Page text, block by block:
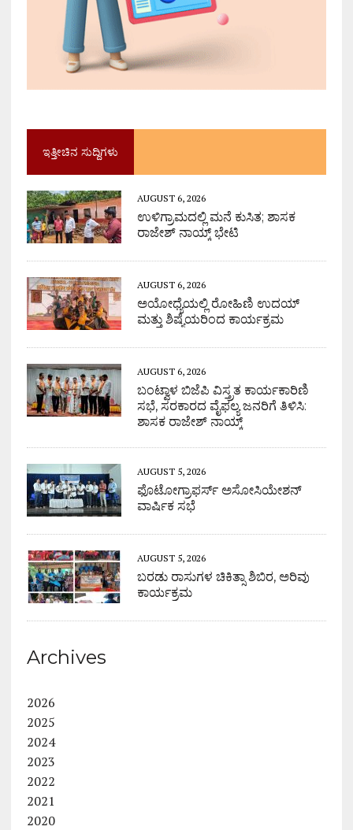
ಇತ್ತೀಚಿನ ಸುದ್ದಿಗಳು
AUGUST 6, 2026
ಉಳಿಗ್ರಾಮದಲ್ಲಿ ಮನೆ ಕುಸಿತ; ಶಾಸಕ
ರಾಜೇಶ್ ನಾಯ್ಕ್ ಭೇಟಿ
AUGUST 6, 2026
ಅಯೋಧ್ಯೆಯಲ್ಲಿ ರೋಹಿಣಿ ಉದಯ್
ಮತ್ತು ಶಿಷ್ಯೆಯರಿಂದ ಕಾರ್ಯಕ್ರಮ
AUGUST 6, 2026
ಬಂಟ್ವಾಳ ಬಿಜೆಪಿ ವಿಸ್ತ್ರತ ಕಾರ್ಯಕಾರಿಣಿ
ಸಭೆ, ಸರಕಾರದ ವೈಫಲ್ಯ ಜನರಿಗೆ ತಿಳಿಸಿ:
ಶಾಸಕ ರಾಜೇಶ್ ನಾಯ್ಕ್
AUGUST 5, 2026
ಫೊಟೋಗ್ರಾಫರ್ಸ್ ಅಸೋಸಿಯೇಶನ್
ವಾರ್ಷಿಕ ಸಭೆ
AUGUST 5, 2026
ಬರಡು ರಾಸುಗಳ ಚಿಕಿತ್ಸಾ ಶಿಬಿರ, ಅರಿವು
ಕಾರ್ಯಕ್ರಮ
Archives
2026
2025
2024
2023
2022
2021
2020